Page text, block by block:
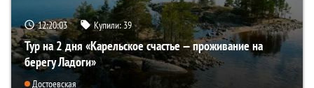
12:20:02 Купили:39
Тур на 2 дня «Карельское счастье — проживание на
берегу Ладоги»
Достоевская